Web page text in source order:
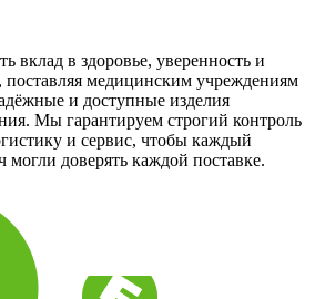
вклад в здоровье, уверенность и
поставляя медицинским учреждениям
и доступные изделия
Мы гарантируем строгий контроль
и сервис, чтобы каждый
доверять каждой поставке.